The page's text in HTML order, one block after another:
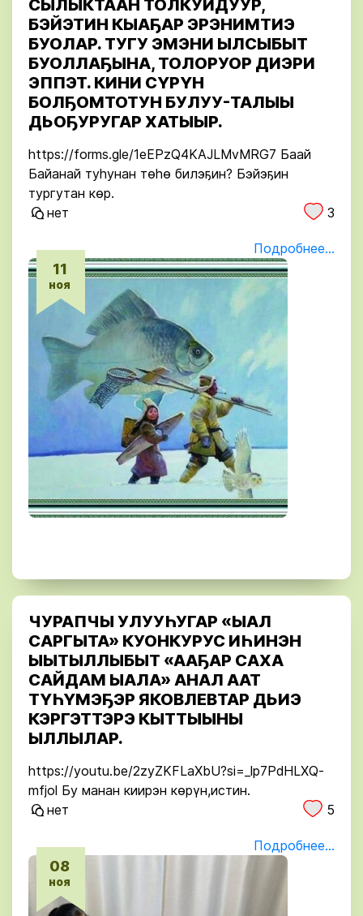
11
ноя
СЫЛЫКТААН ТОЛКУЙДУУР,
БЭЙЭТИН КЫАҔАР ЭРЭНИМТИЭ
БУОЛАР. ТУГУ ЭМЭНИ ЫЛСЫБЫТ
БУОЛЛАҔЫНА, ТОЛОРУОР ДИЭРИ
ЭППЭТ. КИНИ СҮРҮН
БОЛҔОМТОТУН БУЛУУ-ТАЛЫЫ
ДЬОҔУРУГАР ХАТЫЫР.
https://forms.gle/1eEPzQ4KAJLMvMRG7 Баай
Байанай туһунан төһө билэҕин? Бэйэҕин
тургутан көр.
нет
3
Подробнее...
08
ноя
ЧУРАПЧЫ УЛУУҺУГАР «ЫАЛ
САРГЫТА» КУОНКУРУС ИҺИНЭН
ЫЫТЫЛЛЫБЫТ «ААҔАР САХА
САЙДАМ ЫАЛА» АНАЛ ААТ
ТҮҺҮМЭҔЭР ЯКОВЛЕВТАР ДЬИЭ
КЭРГЭТТЭРЭ КЫТТЫЫНЫ
ЫЛЛЫЛАР.
https://youtu.be/2zyZKFLaXbU?si=_lp7PdHLXQ-
mfjol Бу манан киирэн көрүн,истин.
нет
5
Подробнее...